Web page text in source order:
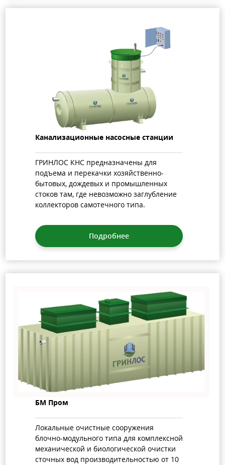
Канализационные насосные станции
ГРИНЛОС КНС предназначены для
подъема и перекачки хозяйственно-
бытовых, дождевых и промышленных
стоков там, где невозможно заглубление
коллекторов самотечного типа.
Подробнее
БМ Пром
Локальные очистные сооружения
блочно-модульного типа для комплексной
механической и биологической очистки
сточных вод производительностью от 10